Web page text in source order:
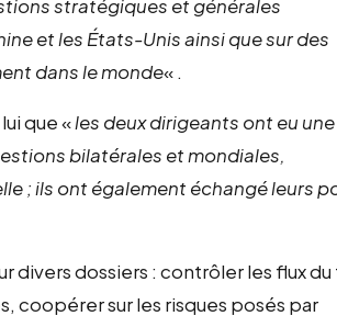
stratégiques et générales
et les États-Unis ainsi que sur des
dans le monde« .
que «les deux dirigeants ont eu une
bilatérales et mondiales,
; ils ont également échangé leurs
divers dossiers : contrôler les flux
coopérer sur les risques posés par